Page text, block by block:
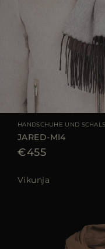
GRÖSSE VERFÜGBAR
HANDSCHUHE UND SCHALS
JARED-MI4
€455
Vikunja